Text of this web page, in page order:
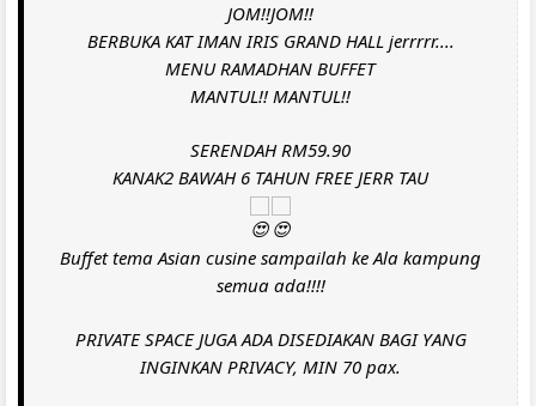
JOM!!JOM!!
BERBUKA KAT IMAN IRIS GRAND HALL jerrrrr....
MENU RAMADHAN BUFFET
MANTUL!! MANTUL!!
SERENDAH RM59.90
KANAK2 BAWAH 6 TAHUN FREE JERR TAU
Buffet tema Asian cusine sampailah ke Ala kampung
semua ada!!!!
PRIVATE SPACE JUGA ADA DISEDIAKAN BAGI YANG
INGINKAN PRIVACY, MIN 70 pax.